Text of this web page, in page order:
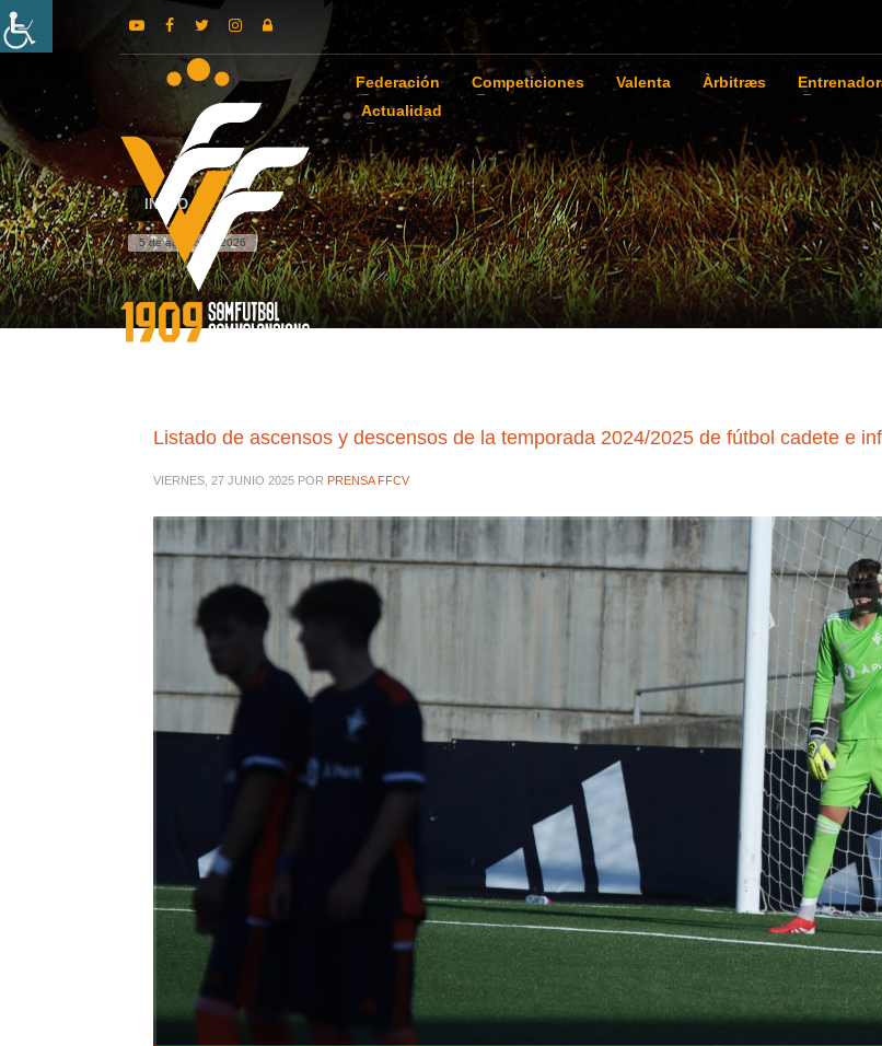
Federación Competiciones Valenta Àrbitræs
Actualidad
INICIO
5 de agosto de 2026
Listado de ascensos y descensos de la temporada 2024/2025 de fútbol cadete e
VIERNES, 27 JUNIO 2025 POR PRENSA FFCV